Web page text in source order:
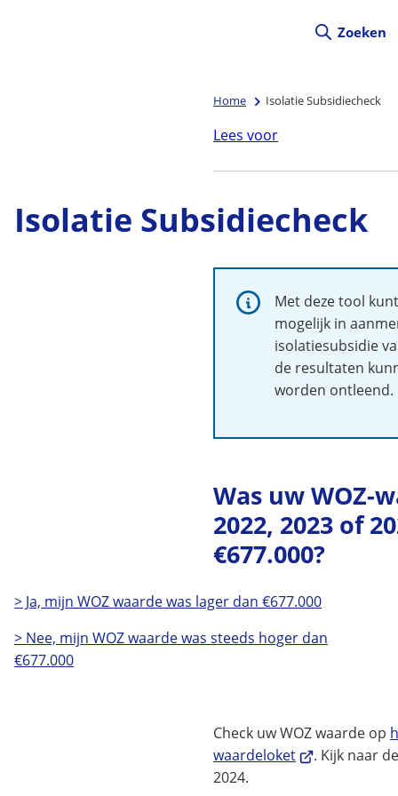
Zoeken
Home Isolatie Subsidiecheck
Lees voor
Isolatie Subsidiecheck
Informatie:
Met deze tool
mogelijk in
isolatiesubsidie
de resultaten
worden ontleend.
Was uw WOZ-
2022, 2023 of
€677.000?
> Ja, mijn WOZ waarde was lager dan €677.000
> Nee, mijn WOZ waarde was steeds hoger dan
€677.000
Check uw WOZ waarde op
waardeloket(Verwijst
. Kijk naar
2024.